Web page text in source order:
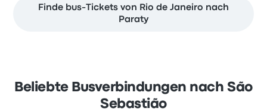
Finde bus-Tickets von Rio de Janeiro nach
Paraty
Beliebte Busverbindungen nach São
Sebastião